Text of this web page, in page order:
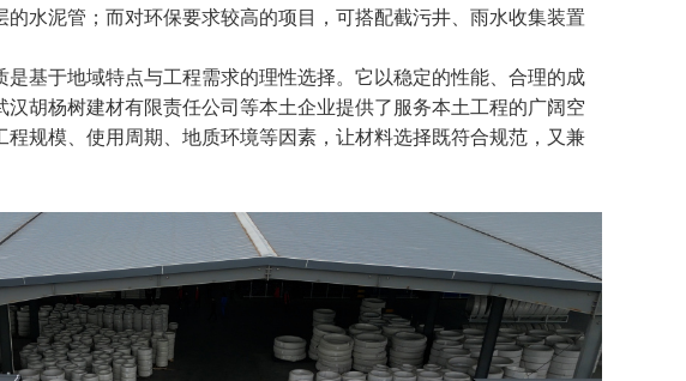
水泥管；而对环保要求较高的项目，可搭配截污井、雨水收集装置
基于地域特点与工程需求的理性选择。它以稳定的性能、合理的成
胡杨树建材有限责任公司等本土企业提供了服务本土工程的广阔空
规模、使用周期、地质环境等因素，让材料选择既符合规范，又兼